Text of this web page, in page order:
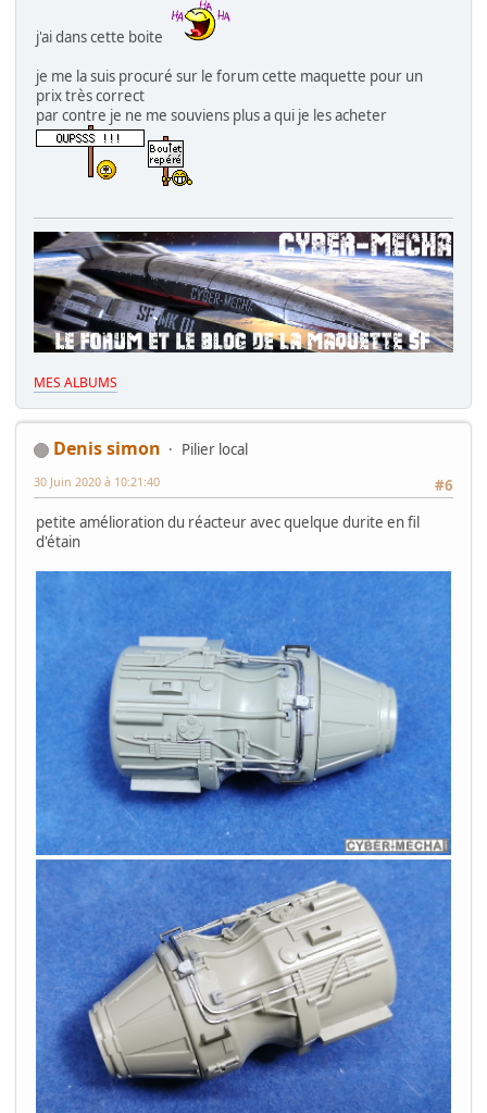
j'ai dans cette boite
je me la suis procuré sur le forum cette maquette pour un
prix très correct
par contre je ne me souviens plus a qui je les acheter
MES ALBUMS
Denis simon
Pilier local
#6
30 Juin 2020 à 10:21:40
petite amélioration du réacteur avec quelque durite en fil
d'étain